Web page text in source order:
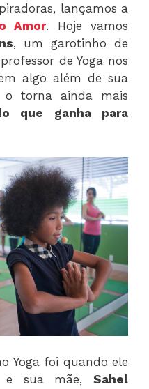
lançamos a
Amor. Hoje vamos
, um garotinho de
de Yoga nos
algo além de sua
o torna ainda mais
que ganha para
Yoga foi quando ele
e sua mãe, Sahel